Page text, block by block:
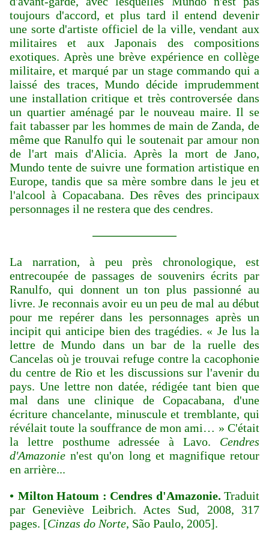
toujours d'accord, et plus tard il entend devenir
une sorte d'artiste officiel de la ville, vendant aux
militaires et aux Japonais des compositions
exotiques. Après une brève expérience en collège
militaire, et marqué par un stage commando qui a
laissé des traces, Mundo décide imprudemment
une installation critique et très controversée dans
un quartier aménagé par le nouveau maire. Il se
fait tabasser par les hommes de main de Zanda, de
même que Ranulfo qui le soutenait par amour non
de l'art mais d'Alicia. Après la mort de Jano,
Mundo tente de suivre une formation artistique en
Europe, tandis que sa mère sombre dans le jeu et
l'alcool à Copacabana. Des rêves des principaux
personnages il ne restera que des cendres.
———————
La narration, à peu près chronologique, est
entrecoupée de passages de souvenirs écrits par
Ranulfo, qui donnent un ton plus passionné au
livre. Je reconnais avoir eu un peu de mal au début
pour me repérer dans les personnages après un
incipit qui anticipe bien des tragédies. « Je lus la
lettre de Mundo dans un bar de la ruelle des
Cancelas où je trouvai refuge contre la cacophonie
du centre de Rio et les discussions sur l'avenir du
pays. Une lettre non datée, rédigée tant bien que
mal dans une clinique de Copacabana, d'une
écriture chancelante, minuscule et tremblante, qui
révélait toute la souffrance de mon ami… » C'était
la lettre posthume adressée à Lavo. Cendres
d'Amazonie n'est qu'on long et magnifique retour
en arrière...
• Milton Hatoum : Cendres d'Amazonie. Traduit
par Geneviève Leibrich. Actes Sud, 2008, 317
pages. [Cinzas do Norte, São Paulo, 2005].